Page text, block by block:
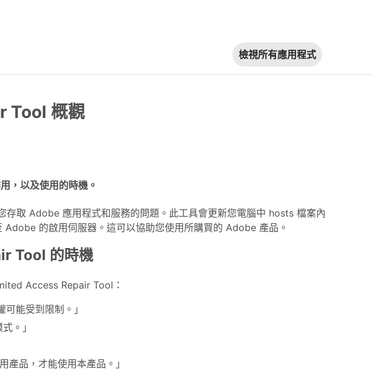
檢視所有應用程式
Tool 概觀
，以及使用的時機。
取 Adobe 應用程式和服務的問題。此工具會更新您電腦中 hosts 檔案內
的啟用伺服器。這可以協助您使用所購買的 Adobe 產品。
Tool 的時機
Access Repair Tool：
能受到限制。」
。」
產品，才能使用本產品。」